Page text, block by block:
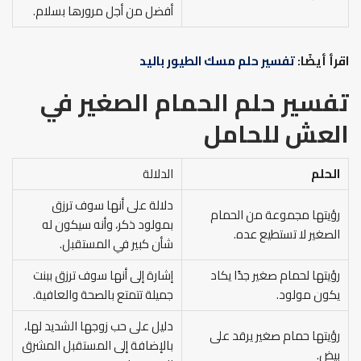
أفضل من أجل مرورها بسلام.
اقرأ أيضًا:تفسير حلم مسك الطيور باليد
تفسير حلم الحمام الصغير في
العش للحامل
الحلم
الدلالة
رؤيتها مجموعة من الحمام
الصغير لا تستطيع عده.
دلالة على أنها سوف ترزق
بمولود ذكر، وأنه سيكون له
شأن كبير في المستقبل.
رؤيتها لحمام صغير جدًا يكاد
يكون مولود.
إشارة إلى أنها سوف ترزق ببنت
جميلة تتمتع بالصحة والعافية.
رؤيتها حمام صغير يرقد على
بيض.
دليل على حب زوجها الشديد لها،
بالإضافة إلى المستقبل المشرق